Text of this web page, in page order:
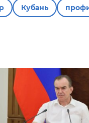
Кубань